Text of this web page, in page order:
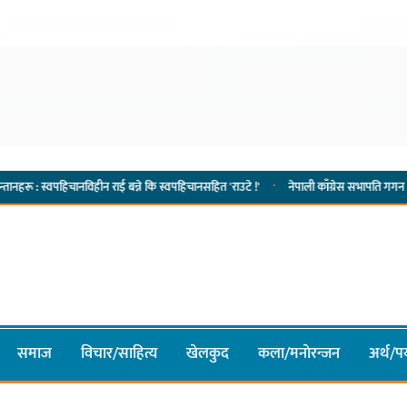
राई बन्ने कि स्वपहिचानसहित 'राउटे !' · नेपाली काँग्रेस सभापति गगन थापालाई
समाज विचार/साहित्य खेलकुद कला/मनाेरन्जन अर्थ/